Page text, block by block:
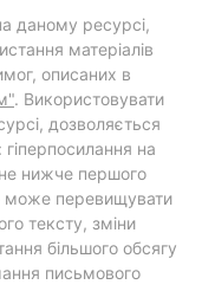
даному ресурсі,
матеріалів
описаних в
. Використовувати
дозволяється
на
нижче першого
може перевищувати
тексту, зміни
більшого обсягу
письмового